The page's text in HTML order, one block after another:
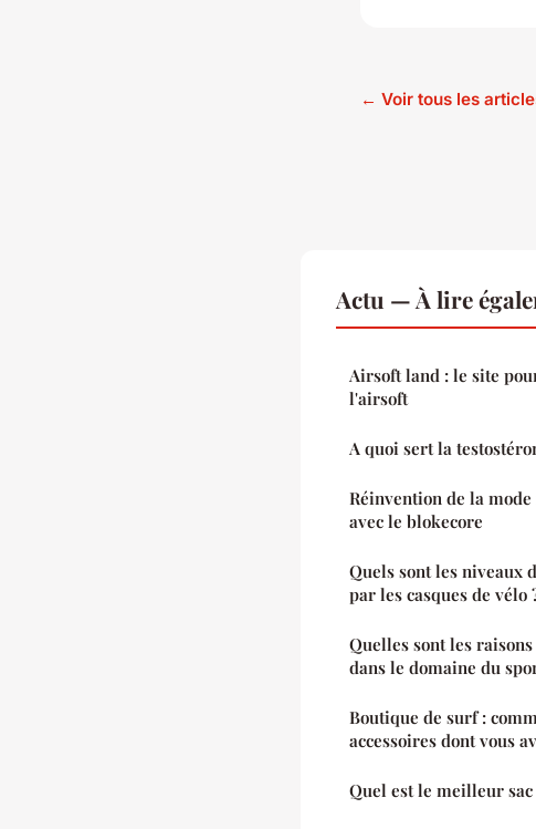
← Voir tous les
Actu — À lire
Airsoft land : le site
l'airsoft
A quoi sert la
Réinvention de la
avec le blokecore
Quels sont les niveaux
par les casques de vélo
Quelles sont les
dans le domaine du
Boutique de surf :
accessoires dont vous
Quel est le meilleur